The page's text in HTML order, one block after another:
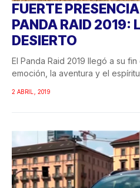
FUERTE
PANDA RAID 2019:
DESIERTO
El Panda Raid 2019 llegó a su
emoción, la aventura y el
2 ABRIL, 2019